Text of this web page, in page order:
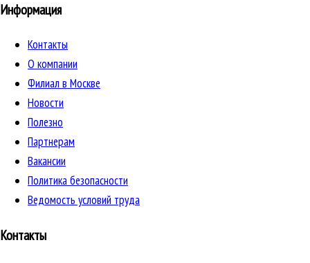
Информация
Контакты
О компании
Филиал в Москве
Новости
Полезно
Партнерам
Вакансии
Политика безопасности
Ведомость условий труда
Контакты